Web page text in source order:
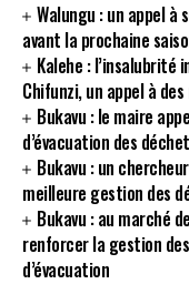
Walungu : un appel
avant la prochaine
Kalehe : l’insalubrité
Chifunzi, un appel à
Bukavu : le maire
d’évacuation des
Bukavu : un
meilleure gestion des
Bukavu : au marché
renforcer la gestion
d’évacuation